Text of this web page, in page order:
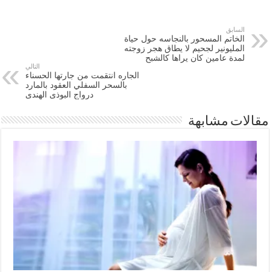
السابق
الخاتم المسحور بالنجاسه حول حياة
المليونير لجحيم لا يطاق هجر زوجته
لمدة عامين كان يراها كالشبح
التالي
الجاره انتقمت من جارتها الحسناء
بالسحر السفلي العقود بالمارد
درواج البوذى الهندى
مقالات مشابهة